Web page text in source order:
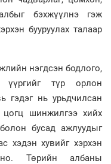
бэхжүүлнэ гэж
бууруулах талаар
нэгдсэн бодлого,
үүргийг түр орлон
гэдэг нь урьдчилсан
шинжилгээ хийх
бусад ажлуудыг
хэдэн хувийг хэрхэн
Төрийн албаны